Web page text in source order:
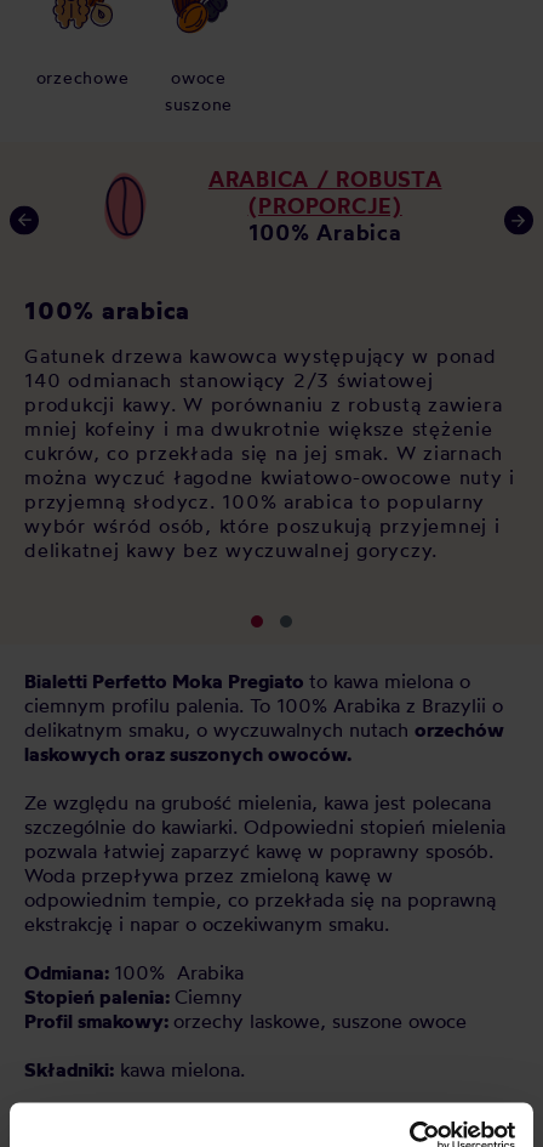
orzechowe
owoce
suszone
ARABICA / ROBUSTA
(PROPORCJE)
100% Arabica
100% arabica
Gatunek drzewa kawowca występujący w ponad
140 odmianach stanowiący 2/3 światowej
produkcji kawy. W porównaniu z robustą zawiera
mniej kofeiny i ma dwukrotnie większe stężenie
cukrów, co przekłada się na jej smak. W ziarnach
można wyczuć łagodne kwiatowo-owocowe nuty i
przyjemną słodycz. 100% arabica to popularny
wybór wśród osób, które poszukują przyjemnej i
delikatnej kawy bez wyczuwalnej goryczy.
Bialetti Perfetto Moka Pregiato to kawa mielona o
ciemnym profilu palenia. To 100% Arabika z Brazylii o
delikatnym smaku, o wyczuwalnych nutach orzechów
laskowych oraz suszonych owoców.
Ze względu na grubość mielenia, kawa jest polecana
szczególnie do kawiarki. Odpowiedni stopień mielenia
pozwala łatwiej zaparzyć kawę w poprawny sposób.
Woda przepływa przez zmieloną kawę w
odpowiednim tempie, co przekłada się na poprawną
ekstrakcję i napar o oczekiwanym smaku.
Odmiana: 100% Arabika
Stopień palenia: Ciemny
Profil smakowy: orzechy laskowe, suszone owoce
Składniki: kawa mielona.